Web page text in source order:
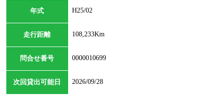
年式 H25/02
走行距離 108,233Km
問合せ番号 0000010699
次回貸出可能日 2026/09/28